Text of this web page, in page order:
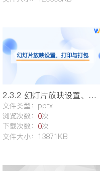
2.3.2 幻灯片放映设置、打印与打包
文件类型：pptx
浏览次数： 0次
下载次数： 0次
文件大小：13871KB